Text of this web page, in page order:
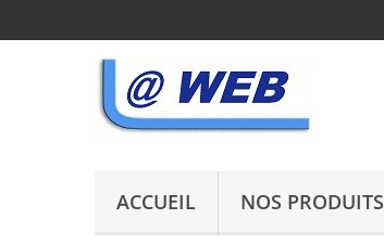
ACCUEIL NOS PRODUITS